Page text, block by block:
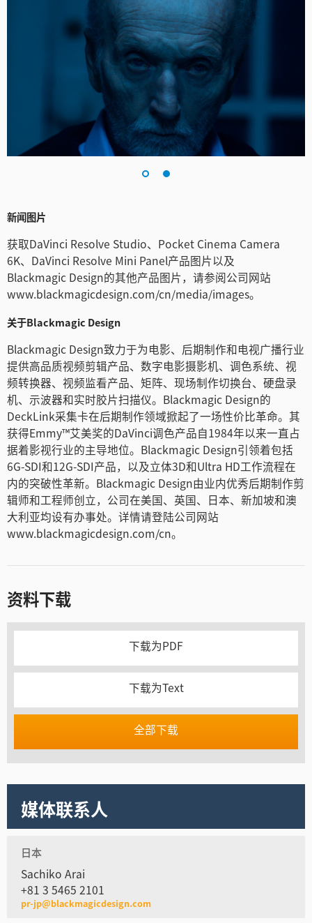
新闻图片
获取DaVinci Resolve Studio、Pocket Cinema Camera
6K、DaVinci Resolve Mini Panel产品图片以及
Blackmagic Design的其他产品图片，请参阅公司网站
www.blackmagicdesign.com/cn/media/images。
关于Blackmagic Design
Blackmagic Design致力于为电影、后期制作和电视广播行业
提供高品质视频剪辑产品、数字电影摄影机、调色系统、视
频转换器、视频监看产品、矩阵、现场制作切换台、硬盘录
机、示波器和实时胶片扫描仪。Blackmagic Design的
DeckLink采集卡在后期制作领域掀起了一场性价比革命。其
获得Emmy™艾美奖的DaVinci调色产品自1984年以来一直占
据着影视行业的主导地位。Blackmagic Design引领着包括
6G-SDI和12G-SDI产品，以及立体3D和Ultra HD工作流程在
内的突破性革新。Blackmagic Design由业内优秀后期制作剪
辑师和工程师创立，公司在美国、英国、日本、新加坡和澳
大利亚均设有办事处。详情请登陆公司网站
www.blackmagicdesign.com/cn。
资料下载
下载为PDF
下载为Text
全部下载
媒体联系人
日本
Sachiko Arai
+81 3 5465 2101
pr-jp@blackmagicdesign.com